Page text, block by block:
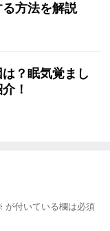
方法を解説
？眠気覚まし
！
が付いている欄は必須